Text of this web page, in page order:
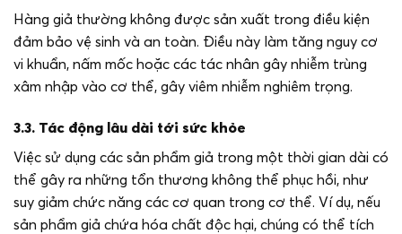
Hàng giả thường không được sản xuất trong điều kiện
đảm bảo vệ sinh và an toàn. Điều này làm tăng nguy cơ
vi khuẩn, nấm mốc hoặc các tác nhân gây nhiễm trùng
xâm nhập vào cơ thể, gây viêm nhiễm nghiêm trọng.
3.3. Tác động lâu dài tới sức khỏe
Việc sử dụng các sản phẩm giả trong một thời gian dài có
thể gây ra những tổn thương không thể phục hồi, như
suy giảm chức năng các cơ quan trong cơ thể. Ví dụ, nếu
sản phẩm giả chứa hóa chất độc hại, chúng có thể tích